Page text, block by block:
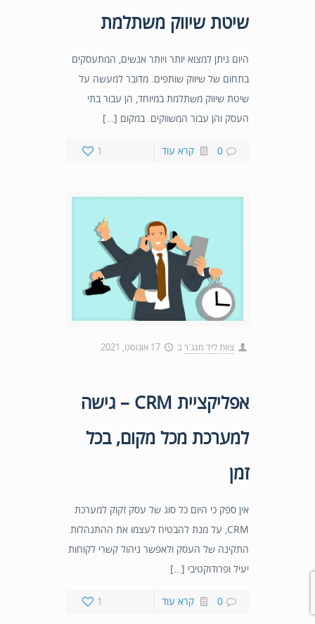
שיטת שיווק משתלמת
היום ניתן למצוא יותר ויותר אנשים, המתעסקים
בתחום של שיווק שותפים. מדובר למעשה על
שיטת שיווק משתלמת במיוחד, הן עבור בתי
העסק והן עבור המשווקים. במקום […]
1 0 קרא עוד
צוות ליד מנג'רב 17 אוגוסט, 2021
אפליקציית CRM – גישה
למערכת מכל מקום, בכל
זמן
אין ספק כי היום כל סוג של עסק זקוק למערכת
CRM, על מנת להבטיח לעצמו את ההתנהלות
התקינה של העסק ולאפשר ניהול קשרי לקוחות
יעיל ופרודוקטיבי […]
1 0 קרא עוד